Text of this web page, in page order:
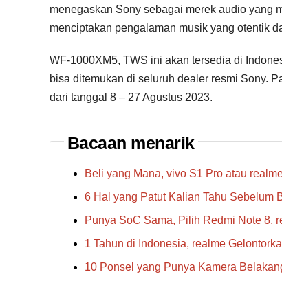
menegaskan Sony sebagai merek audio yang
menciptakan pengalaman musik yang otentik
WF-1000XM5, TWS ini akan tersedia di
bisa ditemukan di seluruh dealer resmi Sony.
dari tanggal 8 – 27 Agustus 2023.
Bacaan menarik
Beli yang Mana, vivo S1 Pro atau
6 Hal yang Patut Kalian Tahu Sebelum
Punya SoC Sama, Pilih Redmi Note 8,
1 Tahun di Indonesia, realme
10 Ponsel yang Punya Kamera